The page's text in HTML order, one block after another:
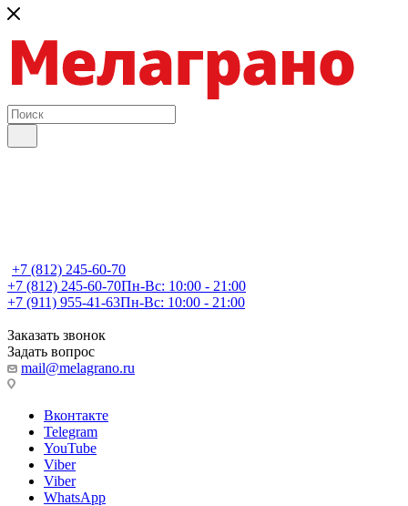
+7 (812) 245-60-70
+7 (812) 245-60-70Пн-Вс: 10:00 - 21:00
+7 (911) 955-41-63Пн-Вс: 10:00 - 21:00
Заказать звонок
Задать вопрос
mail@melagrano.ru
Вконтакте
Telegram
YouTube
Viber
Viber
WhatsApp